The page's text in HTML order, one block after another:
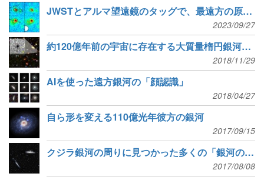
JWSTとアルマ望遠鏡のタッグで、最遠方の原始銀河団をキャッチ
2023/09/27
約120億年前の宇宙に存在する大質量楕円銀河の祖先
2018/11/29
AIを使った遠方銀河の「顔認識」
2018/04/27
自ら形を変える110億光年彼方の銀河
2017/09/15
クジラ銀河の周りに見つかった多くの「銀河の化石」
2017/08/08